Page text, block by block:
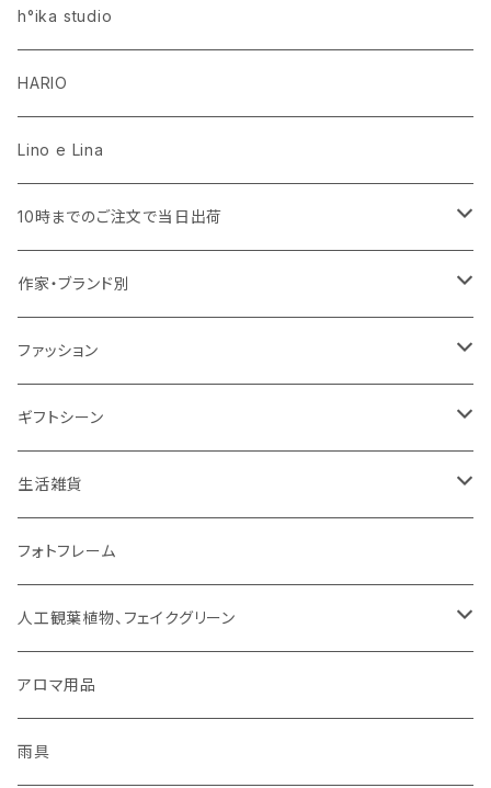
ラグ・マット
h°ika studio
HARIO
Lino e Lina
10時までのご注文で当日出荷
キッチン用品・食器
ミトン・鍋つかみ
コップ、グラス
お茶碗
キッチンクロス/ランチョンマット
アクセサリー
RIVERET（リヴェレット）名入れなし
チョコレート
その他
アロマ用品
ファッション
手袋
花瓶 / フラワーベース
作家・ブランド別
SUMINOE（スミノエ）
DICTUM（ディクトム）
DESIGNLIFE（デザインライフ）
HARIO（ハリオ）
シリーズで選ぶ
ネックレス
ROSY RINGS（ロージーリングス）
SMELLS LIKE SPELLS
linoo（リノオ）
Sheep by the Sea(シープバイザシー)
シマムラヒカリ
ファッション
アクセサリー
ネックレス
ピアス
ファッション雑貨
ブランケット
手袋
マスク
靴下
ギフトシーン
父の日
母の日
結婚祝い
お誕生日
生活雑貨
扇風機
文具
貯金箱
ティッシュケース
フォトフレーム
人工観葉植物、フェイクグリーン
CT触媒グリーンシリーズ
アロマ用品
雨具